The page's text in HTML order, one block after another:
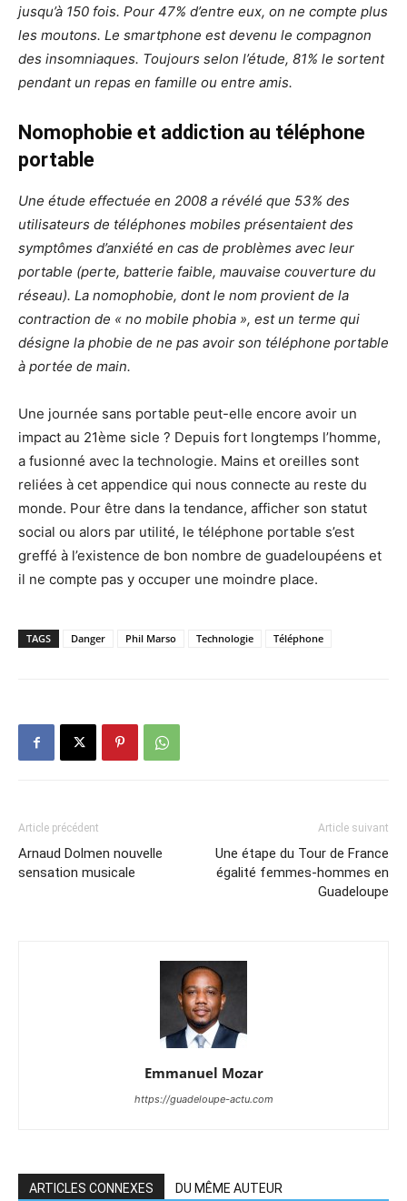
jusqu’à 150 fois. Pour 47% d’entre eux, on ne compte plus
les moutons. Le smartphone est devenu le compagnon
des insomniaques. Toujours selon l’étude, 81% le sortent
pendant un repas en famille ou entre amis.
Nomophobie et addiction au téléphone
portable
Une étude effectuée en 2008 a révélé que 53% des
utilisateurs de téléphones mobiles présentaient des
symptômes d’anxiété en cas de problèmes avec leur
portable (perte, batterie faible, mauvaise couverture du
réseau). La nomophobie, dont le nom provient de la
contraction de « no mobile phobia », est un terme qui
désigne la phobie de ne pas avoir son téléphone portable
à portée de main.
Une journée sans portable peut-elle encore avoir un
impact au 21ème sicle ? Depuis fort longtemps l’homme,
a fusionné avec la technologie. Mains et oreilles sont
reliées à cet appendice qui nous connecte au reste du
monde. Pour être dans la tendance, afficher son statut
social ou alors par utilité, le téléphone portable s’est
greffé à l’existence de bon nombre de guadeloupéens et
il ne compte pas y occuper une moindre place.
TAGS Danger Phil Marso Technologie Téléphone
Article précédent
Arnaud Dolmen nouvelle
sensation musicale
Article suivant
Une étape du Tour de France
égalité femmes-hommes en
Guadeloupe
Emmanuel Mozar
https://guadeloupe-actu.com
ARTICLES CONNEXES DU MÊME AUTEUR